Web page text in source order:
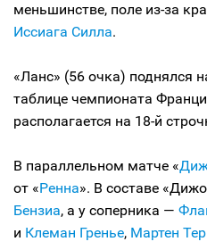
меньшинстве, поле из-за
Иссиага Силла.
«Ланс» (56 очка) поднялся
таблице чемпионата
располагается на 18-й
В параллельном матче «
от «Ренна». В составе
Бензиа, а у соперника —
и Клеман Гренье, Мартен